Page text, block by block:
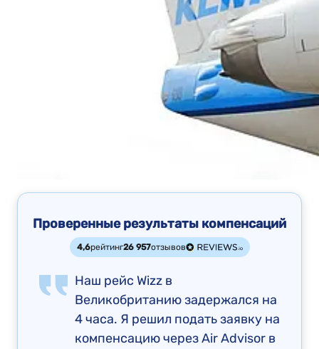
Проверенные результаты компенсаций
4,6рейтинг26 957отзывов
Наш рейс Wizz в
Великобританию задержался на
4 часа. Я решил подать заявку на
компенсацию через Air Advisor в